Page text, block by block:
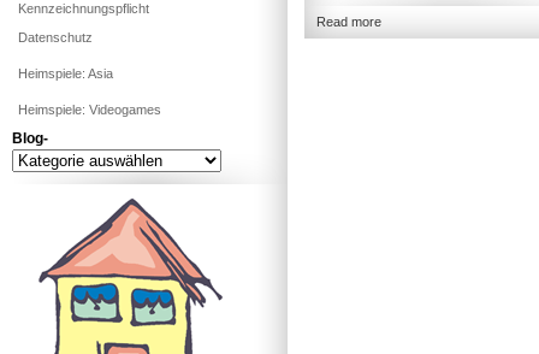
Read more
Kennzeichnungspflicht
Datenschutz
Heimspiele: Asia
Heimspiele: Videogames
Blog-
Blog-